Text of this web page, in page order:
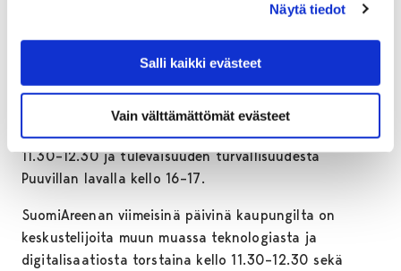
Näytä tiedot
Salli kaikki evästeet
Vain välttämättömät evästeet
Porin kaupungin asiantuntijoita on mukana myös
muiden tahojen järjestämissä SuomiAreena-
tilaisuuksissa. Heidän ajatuksiaan kuullaan esimerkiksi
koulutuksesta tiistaina Eetunaukion lavalla kello
11.30–12.30 ja tulevaisuuden turvallisuudesta
Puuvillan lavalla kello 16–17.
SuomiAreenan viimeisinä päivinä kaupungilta on
keskustelijoita muun muassa teknologiasta ja
digitalisaatiosta torstaina kello 11.30–12.30 sekä